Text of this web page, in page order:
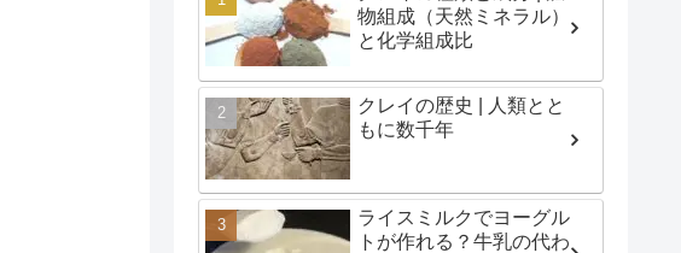
物組成（天然ミネラル）
と化学組成比
クレイの歴史 | 人類とと
もに数千年
ライスミルクでヨーグル
トが作れる？牛乳の代わ